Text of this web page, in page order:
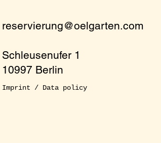
reservierung@oelgarten.com
Schleusenufer 1
10997 Berlin
Imprint / Data policy